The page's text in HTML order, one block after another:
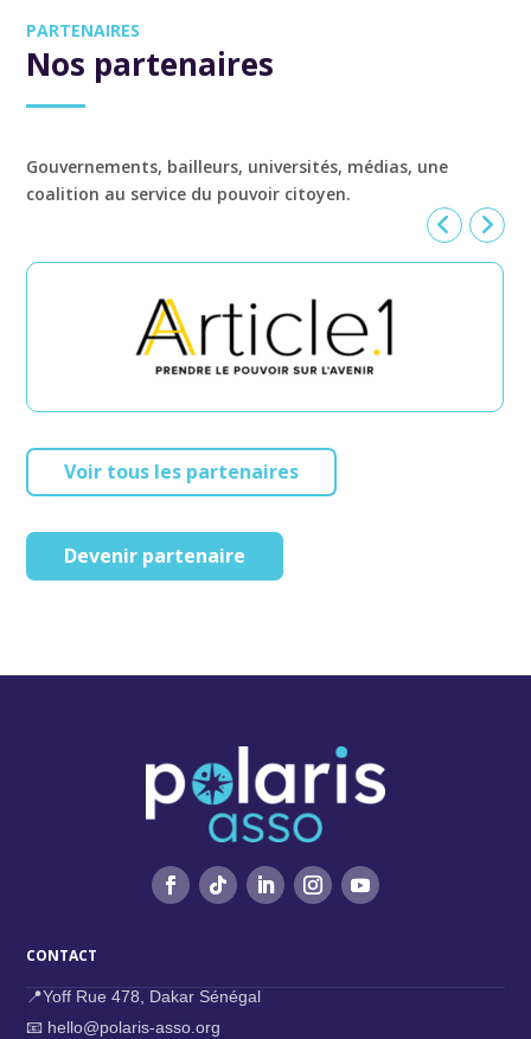
PARTENAIRES
Nos partenaires
Gouvernements, bailleurs, universités, médias, une
coalition au service du pouvoir citoyen.
Voir tous les partenaires
Devenir partenaire
CONTACT
📍Yoff Rue 478, Dakar Sénégal
📧 hello@polaris-asso.org